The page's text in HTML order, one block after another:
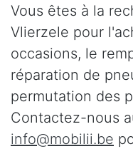
Vous êtes à la
Vlierzele pour
occasions, le
réparation de
permutation des
Contactez-nous
info@mobilii.be